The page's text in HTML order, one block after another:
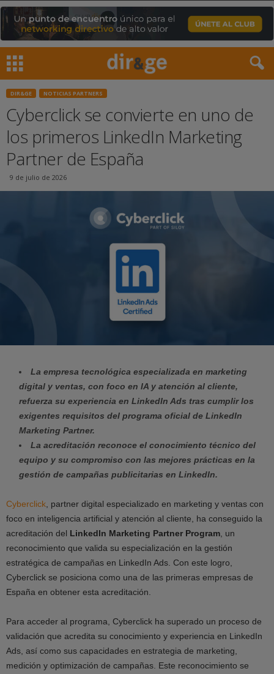
DIR&GE NOTICIAS PARTNERS
Cyberclick se convierte en uno de
los primeros LinkedIn Marketing
Partner de España
9 de julio de 2026
La empresa tecnológica especializada en marketing
digital y ventas, con foco en IA y atención al cliente,
refuerza su experiencia en LinkedIn Ads tras cumplir los
exigentes requisitos del programa oficial de LinkedIn
Marketing Partner.
La acreditación reconoce el conocimiento técnico del
equipo y su compromiso con las mejores prácticas en la
gestión de campañas publicitarias en LinkedIn.
Cyberclick , partner digital especializado en marketing y ventas con
foco en inteligencia artificial y atención al cliente, ha conseguido la
acreditación del LinkedIn Marketing Partner Program , un
reconocimiento que valida su especialización en la gestión
estratégica de campañas en LinkedIn Ads. Con este logro,
Cyberclick se posiciona como una de las primeras empresas de
España en obtener esta acreditación.
Para acceder al programa, Cyberclick ha superado un proceso de
validación que acredita su conocimiento y experiencia en LinkedIn
Ads, así como sus capacidades en estrategia de marketing,
medición y optimización de campañas. Este reconocimiento se